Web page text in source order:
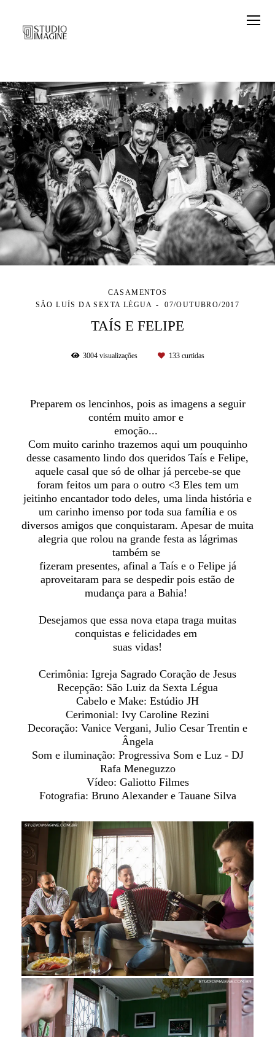
CASAMENTOS
SÃO LUÍS DA SEXTA LÉGUA
07/OUTUBRO/2017
TAÍS E FELIPE
3004visualizações 133curtidas
Preparem os lencinhos, pois as imagens a seguir
contém muito amor e
emoção...
Com muito carinho trazemos aqui um pouquinho
desse casamento lindo dos queridos Taís e Felipe,
aquele casal que só de olhar já percebe-se que
foram feitos um para o outro <3 Eles tem um
jeitinho encantador todo deles, uma linda história e
um carinho imenso por toda sua família e os
diversos amigos que conquistaram. Apesar de muita
alegria que rolou na grande festa as lágrimas
também se
fizeram presentes, afinal a Taís e o Felipe já
aproveitaram para se despedir pois estão de
mudança para a Bahia!
Desejamos que essa nova etapa traga muitas
conquistas e felicidades em
suas vidas!
Cerimônia: Igreja Sagrado Coração de Jesus
Recepção: São Luiz da Sexta Légua
Cabelo e Make: Estúdio JH
Cerimonial: Ivy Caroline Rezini
Decoração: Vanice Vergani, Julio Cesar Trentin e
Ângela
Som e iluminação: Progressiva Som e Luz - DJ
Rafa Meneguzzo
Vídeo: Galiotto Filmes
Fotografia: Bruno Alexander e Tauane Silva